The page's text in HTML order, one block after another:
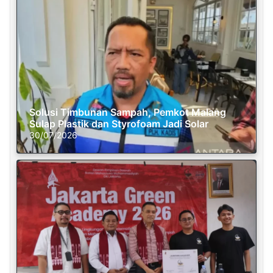
Solusi Timbunan Sampah, Pemkot Malang
Sulap Plastik dan Styrofoam Jadi Solar
30/07/2026